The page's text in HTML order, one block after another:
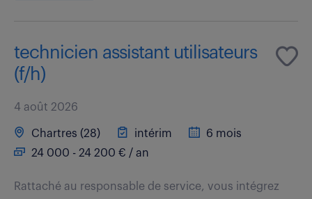
technicien assistant utilisateurs
(f/h)
4 août 2026
Chartres (28) intérim
6 mois
24 000 - 24 200 € / an
Rattaché au responsable de service, vous intégrez